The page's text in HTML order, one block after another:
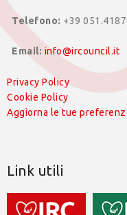
Telefono: +39
Email: info@ircouncil.it
Privacy Policy
Cookie Policy
Aggiorna le tue
Link utili